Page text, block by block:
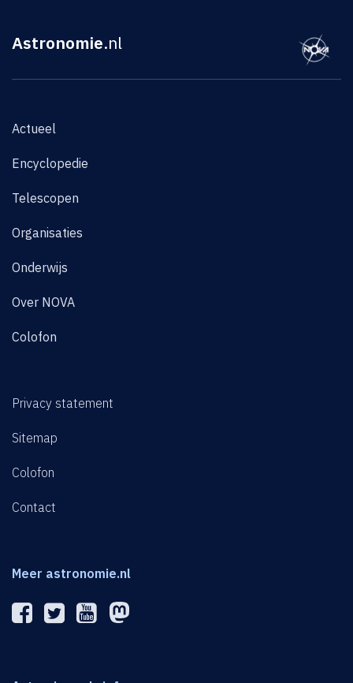
Astronomie.nl
Actueel
Encyclopedie
Telescopen
Organisaties
Onderwijs
Over NOVA
Colofon
Privacy statement
Sitemap
Colofon
Contact
Meer astronomie.nl